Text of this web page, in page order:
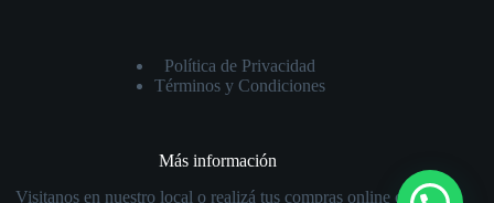
Política de Privacidad
Términos y Condiciones
Más información
Visitanos en nuestro local o realizá tus compras online con